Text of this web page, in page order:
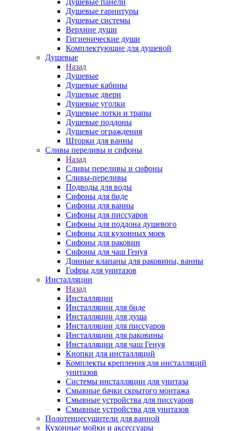
Душевые панели
Душевые гарнитуры
Душевые системы
Верхние души
Гигиенические души
Комплектующие для душевой
Душевые
Назад
Душевые
Душевые кабины
Душевые двери
Душевые уголки
Душевые лотки и трапы
Душевые поддоны
Душевые ограждения
Шторки для ванны
Сливы переливы и сифоны
Назад
Сливы переливы и сифоны
Сливы-переливы
Подводы для воды
Сифоны для биде
Сифоны для ванны
Сифоны для писсуаров
Сифоны для поддона душевого
Сифоны для кухонных моек
Сифоны для раковин
Сифоны для чаш Генуя
Донные клапаны для раковины, ванны
Гофры для унитазов
Инсталляции
Назад
Инсталляции
Инсталляции для биде
Инсталляции для душа
Инсталляции для писсуаров
Инсталляции для раковины
Инсталляции для чаш Генуя
Кнопки для инсталляций
Комплекты крепления для инсталляций
унитазов
Системы инсталляции для унитаза
Смывные бачки скрытого монтажа
Смывные устройства для писсуаров
Смывные устройства для унитазов
Полотенцесушители для ванной
Кухонные мойки и аксессуары